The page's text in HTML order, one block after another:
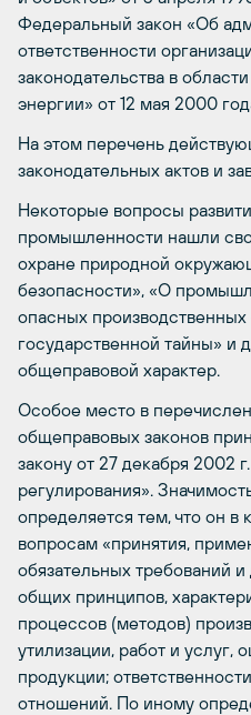
Федеральный закон «Об
ответственности
законодательства в
энергии» от 12 мая 2000
На этом перечень
законодательных актов и
Некоторые вопросы
промышленности нашли
охране природной
безопасности», «О
опасных
государственной тайны» и
общеправовой характер.
Особое место в
общеправовых законов
закону от 27 декабря
регулирования».
определяется тем, что он в
вопросам «принятия,
обязательных требований
общих принципов,
процессов (методов)
утилизации, работ и услуг,
продукции;
отношений. По иному